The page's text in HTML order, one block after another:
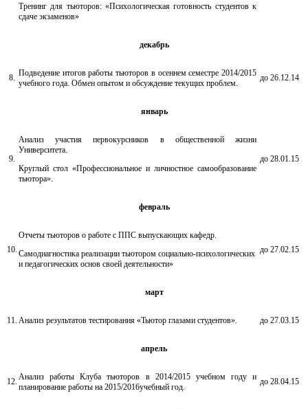
Тренинг для тьюторов: «Психологическая готовность студентов к
сдаче экзаменов»
декабрь
8. Подведение итогов работы тьюторов в осеннем семестре 2014/2015
учебного года. Обмен опытом и обсуждение текущих проблем.
до 26.12.14
январь
9.
Анализ участия первокурсников в общественной жизни
Университета.
Круглый стол «Профессиональное и личностное самообразование
тьютора».
до 28.01.15
февраль
10.
Отчеты тьюторов о работе с ППС выпускающих кафедр.
Самодиагностика реализации тьютором социально-психологических
и педагогических основ своей деятельности»
до 27.02.15
март
11. Анализ результатов тестирования «Тьютор глазами студентов». до 27.03.15
апрель
12. Анализ работы Клуба тьюторов в 2014/2015 учебном году и
планирование работы на 2015/2016учебный год.
до 28.04.15